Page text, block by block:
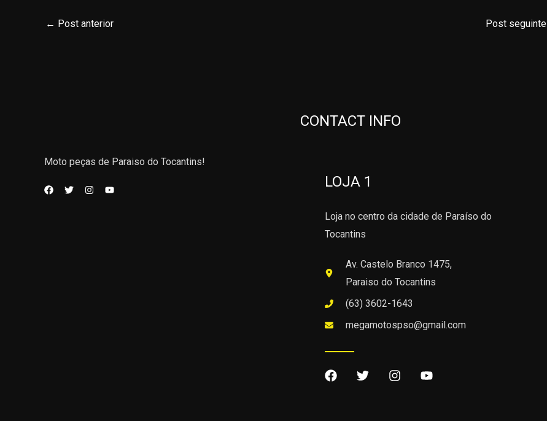
← Post anterior Post seguinte
Moto peças de Paraiso do Tocantins!
CONTACT INFO
LOJA 1
Loja no centro da cidade de Paraíso do
Tocantins
Av. Castelo Branco 1475,
Paraiso do Tocantins
(63) 3602-1643
megamotospso@gmail.com